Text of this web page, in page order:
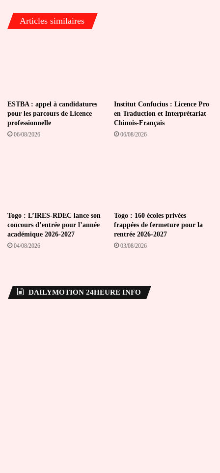
Koundjoaré
Articles similaires
ESTBA : appel à candidatures
pour les parcours de Licence
professionnelle
06/08/2026
Institut Confucius : Licence Pro
en Traduction et Interprétariat
Chinois-Français
06/08/2026
Togo : L’IRES-RDEC lance son
concours d’entrée pour l’année
académique 2026-2027
04/08/2026
Togo : 160 écoles privées
frappées de fermeture pour la
rentrée 2026-2027
03/08/2026
DAILYMOTION 24HEURE INFO